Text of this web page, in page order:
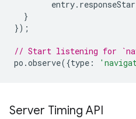
entry.
}
});
// Start listening for
po .observe({type :
Server Timing API